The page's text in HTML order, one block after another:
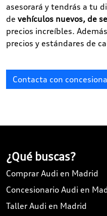
asesorará y tendrás a tu
de vehículos nuevos, de
precios increíbles.
precios y estándares de
Contacta con
¿Qué buscas?
Comprar Audi en Madrid
Concesionario Audi en
Taller Audi en Madrid